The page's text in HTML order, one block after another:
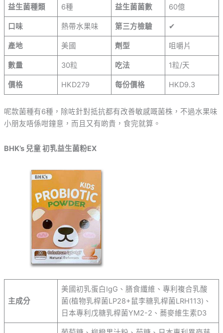
益生菌種類 6種 益生菌菌數 60億
口味 熱帶水果味 第三方檢驗 ✔
產地 美國 劑型 咀嚼片
數量 30粒 吃法 1粒/天
價格 HKD279 每份價格 HKD9.3
呢款菌種有6種，除咗針對抵抗都有改善敏感嘅菌株，不過水果味
小朋友唔係咁鐘意，而且又有啲貴，食完就算。
BHK’s 兒童 初乳益生菌粉EX
主成分
美國初乳蛋白IgG、膳食纖維、專利複合乳酸
菌(植物乳桿菌LP28+鼠李糖乳桿菌LRH113)、
日本專利戊糖乳桿菌YM2-2、蕎麥維生素D3